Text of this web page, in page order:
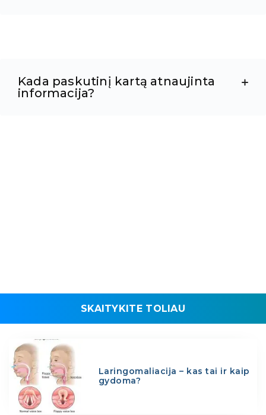
Kada paskutinį kartą atnaujinta
informacija?
SKAITYKITE TOLIAU
Laringomaliacija – kas tai ir kaip
gydoma?